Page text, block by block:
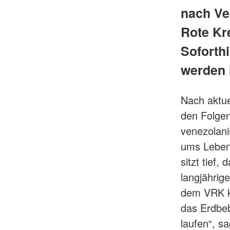
nach
Rote
werden
Nach
den
ums
sitzt tief,
dem VRK
das
laufen“,